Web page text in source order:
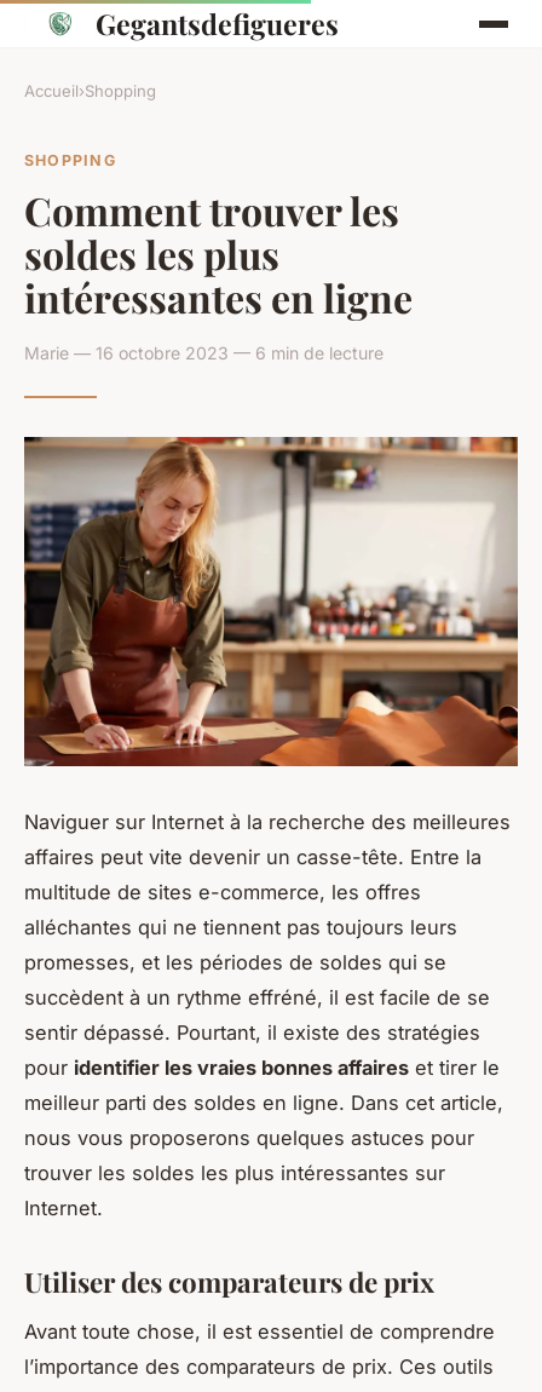
Gegantsdefigueres
Accueil›Shopping
SHOPPING
Comment trouver les
soldes les plus
intéressantes en ligne
Marie — 16 octobre 2023 — 6 min de lecture
Naviguer sur Internet à la recherche des meilleures
affaires peut vite devenir un casse-tête. Entre la
multitude de sites e-commerce, les offres
alléchantes qui ne tiennent pas toujours leurs
promesses, et les périodes de soldes qui se
succèdent à un rythme effréné, il est facile de se
sentir dépassé. Pourtant, il existe des stratégies
pour identifier les vraies bonnes affaires et tirer le
meilleur parti des soldes en ligne. Dans cet article,
nous vous proposerons quelques astuces pour
trouver les soldes les plus intéressantes sur
Internet.
Utiliser des comparateurs de prix
Avant toute chose, il est essentiel de comprendre
l’importance des comparateurs de prix. Ces outils